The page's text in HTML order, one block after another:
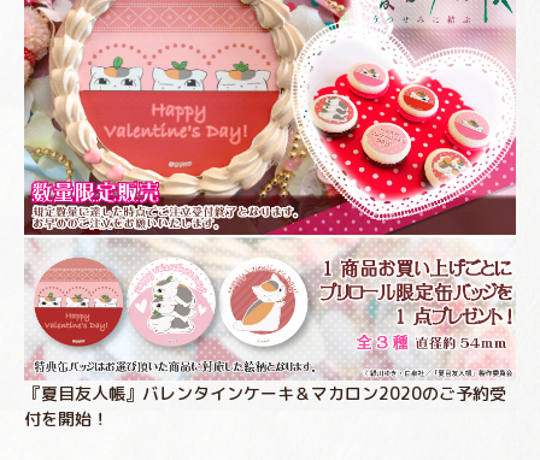
『夏目友人帳』バレンタインケーキ＆マカロン2020のご予約受
付を開始！